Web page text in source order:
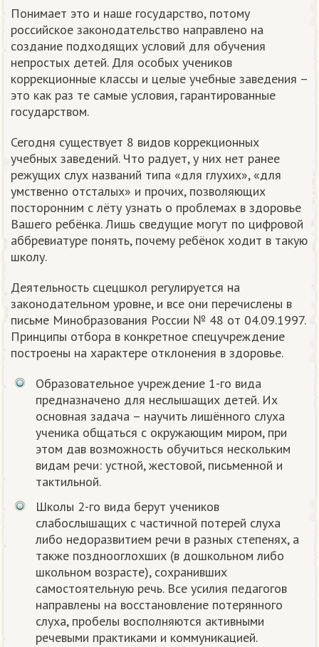
Понимает это и наше государство, потому
российское законодательство направлено на
создание подходящих условий для обучения
непростых детей. Для особых учеников
коррекционные классы и целые учебные заведения –
это как раз те самые условия, гарантированные
государством.
Сегодня существует 8 видов коррекционных
учебных заведений. Что радует, у них нет ранее
режущих слух названий типа «для глухих», «для
умственно отсталых» и прочих, позволяющих
посторонним с лёту узнать о проблемах в здоровье
Вашего ребёнка. Лишь сведущие могут по цифровой
аббревиатуре понять, почему ребёнок ходит в такую
школу.
Деятельность сцецшкол регулируется на
законодательном уровне, и все они перечислены в
письме Минобразования России № 48 от 04.09.1997.
Принципы отбора в конкретное спецучреждение
построены на характере отклонения в здоровье.
Образовательное учреждение 1-го вида
предназначено для неслышащих детей. Их
основная задача – научить лишённого слуха
ученика общаться с окружающим миром, при
этом дав возможность обучиться нескольким
видам речи: устной, жестовой, письменной и
тактильной.
Школы 2-го вида берут учеников
слабослышащих с частичной потерей слуха
либо недоразвитием речи в разных степенях, а
также позднооглохших (в дошкольном либо
школьном возрасте), сохранивших
самостоятельную речь. Все усилия педагогов
направлены на восстановление потерянного
слуха, пробелы восполняются активными
речевыми практиками и коммуникацией.